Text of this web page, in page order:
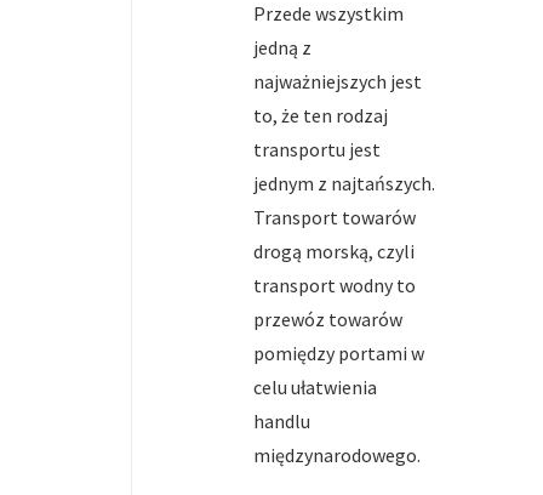
Przede wszystkim
jedną z
najważniejszych jest
to, że ten rodzaj
transportu jest
jednym z najtańszych.
Transport towarów
drogą morską, czyli
transport wodny to
przewóz towarów
pomiędzy portami w
celu ułatwienia
handlu
międzynarodowego.